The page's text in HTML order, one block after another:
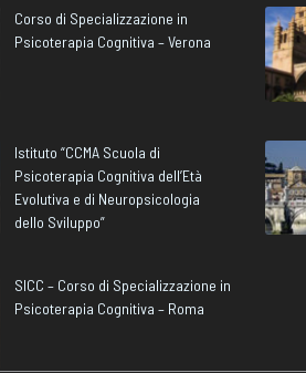
Corso di Specializzazione in
Psicoterapia Cognitiva – Verona
Istituto “CCMA Scuola di
Psicoterapia Cognitiva dell’Età
Evolutiva e di Neuropsicologia
dello Sviluppo”
SICC – Corso di Specializzazione in
Psicoterapia Cognitiva – Roma